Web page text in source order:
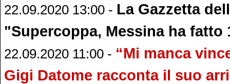
22.09.2020 13:00 - La Gazzetta
"Supercoppa, Messina ha fatto
22.09.2020 11:00 - “Mi manca
Gigi Datome racconta il suo